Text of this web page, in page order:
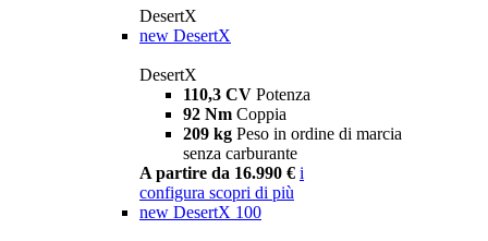
DesertX
new DesertX
DesertX
110,3 CV Potenza
92 Nm Coppia
209 kg Peso in ordine di marcia
senza carburante
A partire da 16.990 € i
configura scopri di più
new DesertX 100